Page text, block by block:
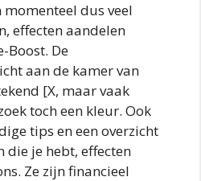
dus veel
effecten aandelen
Boost. De
aan de kamer van
[X, maar vaak
toch een kleur. Ook
tips en een overzicht
die je hebt, effecten
Ze zijn financieel